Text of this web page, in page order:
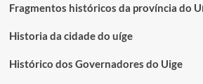
Fragmentos históricos da província do
Historia da cidade do uíge
Histórico dos Governadores do Uige